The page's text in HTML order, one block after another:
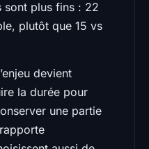
sont plus fins : 22
plutôt que 15 vs
devient
la durée pour
une partie